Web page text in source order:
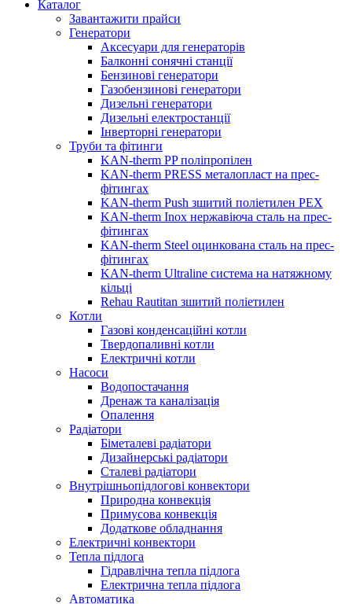
Каталог
Завантажити прайси
Генератори
Аксесуари для генераторів
Балконні сонячні станції
Бензинові генератори
Газобензинові генератори
Дизельні генератори
Дизельні електростанції
Інверторні генератори
Труби та фітинги
KAN-therm PP поліпропілен
KAN-therm PRESS металопласт на прес-
фітингах
KAN-therm Push зшитий поліетилен PEX
KAN-therm Inox нержавіюча сталь на прес-
фітингах
KAN-therm Steel оцинкована сталь на прес-
фітингах
KAN-therm Ultraline система на натяжному
кільці
Rehau Rautitan зшитий поліетилен
Котли
Газові конденсаційні котли
Твердопаливні котли
Електричні котли
Насоси
Водопостачання
Дренаж та каналізація
Опалення
Радіатори
Біметалеві радіатори
Дизайнерські радіатори
Сталеві радіатори
Внутрішньопідлогові конвектори
Природна конвекція
Примусова конвекція
Додаткове обладнання
Електричні конвектори
Тепла підлога
Гідравлічна тепла підлога
Електрична тепла підлога
Автоматика